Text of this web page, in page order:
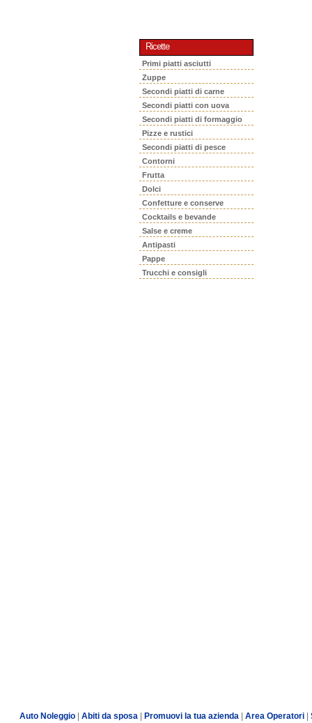
Ricette
Primi piatti asciutti
Zuppe
Secondi piatti di carne
Secondi piatti con uova
Secondi piatti di formaggio
Pizze e rustici
Secondi piatti di pesce
Contorni
Frutta
Dolci
Confetture e conserve
Cocktails e bevande
Salse e creme
Antipasti
Pappe
Trucchi e consigli
Auto Noleggio Abiti da sposa Promuovi la tua azienda Area Operatori